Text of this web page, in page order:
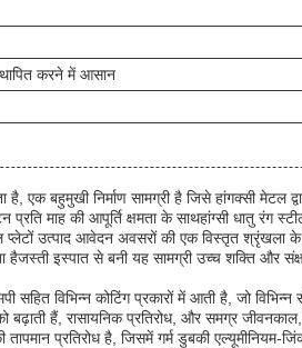
करने में आसान
एक बहुमुखी निर्माण सामग्री है जिसे हांगक्सी मेटल
माह की आपूर्ति क्षमता के साथहांग्सी धातु रंग
उत्पाद आवेदन अवसरों की एक विस्तृत श्रृंखला
हैजस्ती इस्पात से बनी यह सामग्री उच्च शक्ति और
सहित विभिन्न कोटिंग प्रकारों में आती है, जो विभिन्न
बढ़ाती हैं, रासायनिक प्रतिरोध, और समग्र
प्रतिरोध है, जिसमें गर्म डुबकी एल्यूमीनियम-